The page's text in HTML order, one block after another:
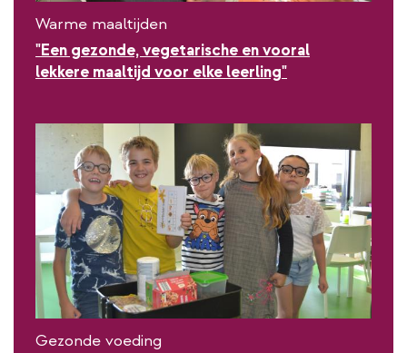
Warme maaltijden
"Een gezonde, vegetarische en vooral
lekkere maaltijd voor elke leerling"
Gezonde voeding